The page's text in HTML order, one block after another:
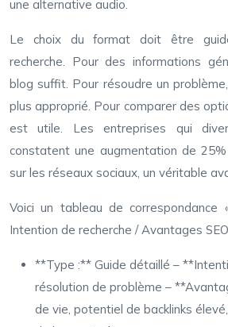
une alternative audio.
Le choix du format doit être
recherche. Pour des informations
blog suffit. Pour résoudre un
plus approprié. Pour comparer des
est utile. Les entreprises qui
constatent une augmentation de
sur les réseaux sociaux, un véritable
Voici un tableau de
Intention de recherche / Avantages
**Type :** Guide détaillé –
résolution de problème –
de vie, potentiel de backlinks